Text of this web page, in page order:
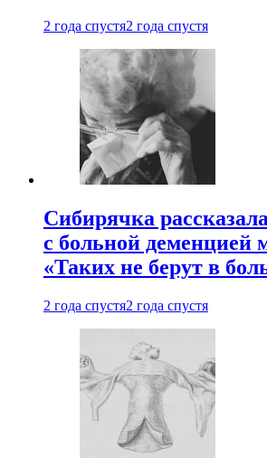
2 года спустя2 года спустя
Сибирячка
с больной деменцией
«Таких не берут в
2 года спустя2 года спустя